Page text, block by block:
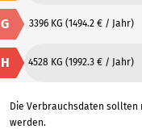
G 3396 KG (1494.2 € / Jahr)
H 4528 KG (1992.3 € / Jahr)
Die Verbrauchsdaten
werden.